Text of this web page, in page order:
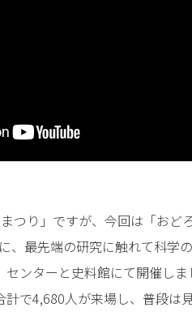
つり」ですが、今回は「お
、最先端の研究に触れて科学
ンターと史料館にて開催しま
計で4,680人が来場し、普段